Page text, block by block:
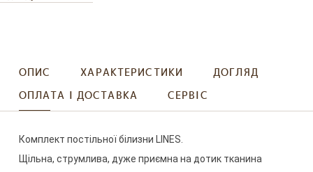
ОПИС ХАРАКТЕРИСТИКИ
ДОГЛЯД
ОПЛАТА І ДОСТАВКА
СЕРВІС
Комплект постільноїбілизни LINES.
Щільна, струмлива, дуже приємнанадотик тканина